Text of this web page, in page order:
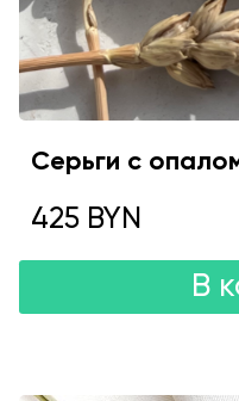
Серьги с
425 BYN
В